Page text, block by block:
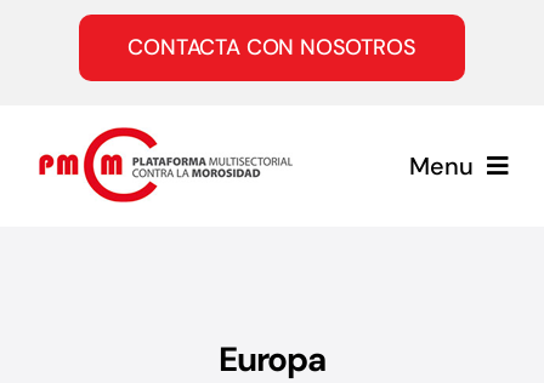
contenido
CONTACTA CON NOSOTROS
Menu
Europa